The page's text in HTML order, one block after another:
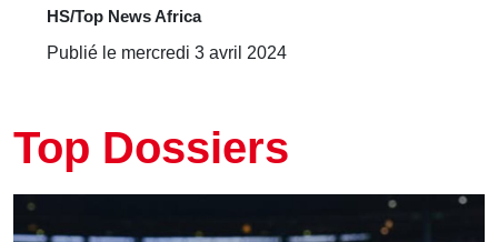
HS/Top News Africa
Publié le mercredi 3 avril 2024
Top Dossiers